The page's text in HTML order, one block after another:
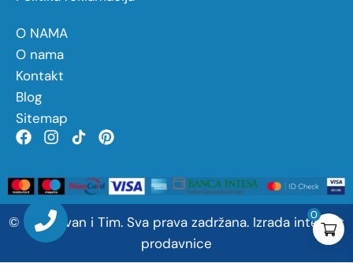
0
O NAMA
O nama
Kontakt
Blog
Sitemap
© 2026 Ivan i Tim. Sva prava zadržana. Izrada internet
prodavnice